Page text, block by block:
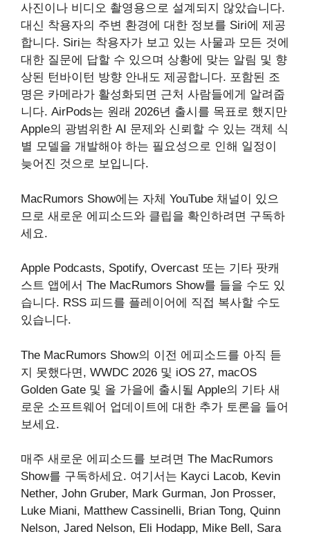
사진이나 비디오 촬영용으로 설계되지 않았습니다.
대신 착용자의 주변 환경에 대한 정보를 Siri에 제공
합니다. Siri는 착용자가 보고 있는 사물과 모든 것에
대한 질문에 답할 수 있으며 상황에 맞는 알림 및 향
상된 턴바이턴 방향 안내도 제공합니다. 포함된 조
명은 카메라가 활성화되면 근처 사람들에게 알려줍
니다. AirPods는 원래 2026년 출시를 목표로 했지만
Apple의 광범위한 AI 문제와 신뢰할 수 있는 객체 식
별 모델을 개발해야 하는 필요성으로 인해 일정이
늦어진 것으로 보입니다.
MacRumors Show에는 자체 YouTube 채널이 있으
므로 새로운 에피소드와 클립을 확인하려면 구독하
세요.
Apple Podcasts, Spotify, Overcast 또는 기타 팟캐
스트 앱에서 ‌The MacRumors Show‌를 들을 수도 있
습니다. RSS 피드를 플레이어에 직접 복사할 수도
있습니다.
The MacRumors Show의 이전 에피소드를 아직 듣
지 못했다면, WWDC 2026 및 iOS 27, macOS
Golden Gate 및 올 가을에 출시될 Apple의 기타 새
로운 소프트웨어 업데이트에 대한 추가 토론을 들어
보세요.
매주 새로운 에피소드를 보려면 ‌The MacRumors
Show‌를 구독하세요. 여기서는 Kayci Lacob, Kevin
Nether, John Gruber, Mark Gurman, Jon Prosser,
Luke Miani, Matthew Cassinelli, Brian Tong, Quinn
Nelson, Jared Nelson, Eli Hodapp, Mike Bell, Sara